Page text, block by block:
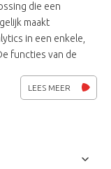
die een
maakt
in een enkele,
functies van de
de NLSS Gateway
discovery en
HD-camera's en
LEES MEER